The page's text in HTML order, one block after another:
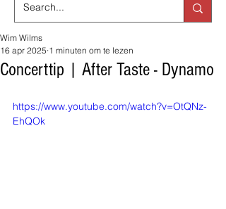
Concerttip | After Taste - Dynamo
Wim Wilms
16 apr 2025 1 minuten om te lezen
https://www.youtube.com/watch?v=OtQNz-
EhQOk